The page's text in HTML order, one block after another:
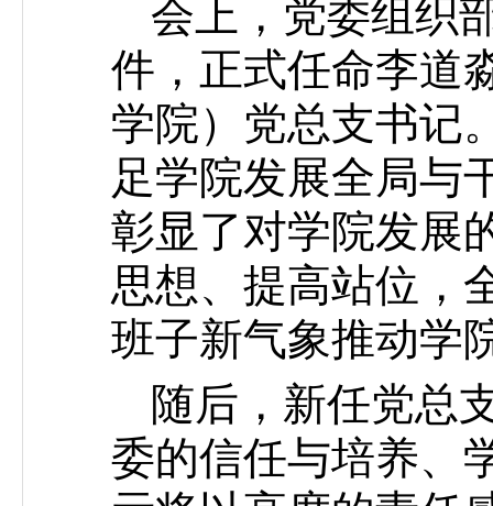
会上，党委组织
件，正式任命李道
学院）党总支书记
足学院发展全局与
彰显了对学院发展
思想、提高站位，
班子新气象推动学
随后，新任党总
委的信任与培养、